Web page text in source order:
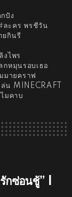
ปัง
ละคร พรชีวัน
ยกินรี
งไพร
กหมุนรอบเธอ
มายคราฟ
ล่น MINECRAFT
ไมคาบ
กซ่อนชู้” |